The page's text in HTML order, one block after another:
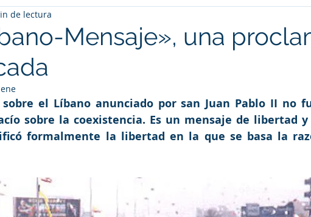
Mensaje», una
de lectura
el Líbano anunciado por san Juan Pablo II no
sobre la coexistencia. Es un mensaje de libertad y
formalmente la libertad en la que se basa la